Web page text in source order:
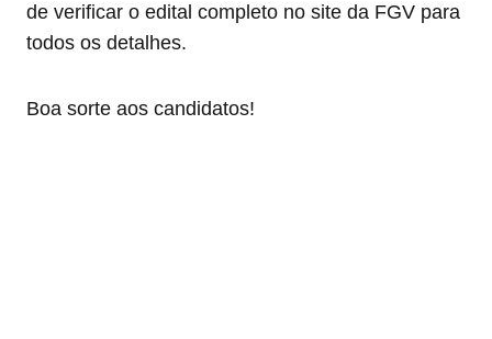
de verificar o edital completo no site da FGV para
todos os detalhes.
Boa sorte aos candidatos!